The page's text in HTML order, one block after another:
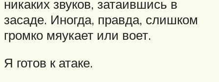
никаких звуков, затаившись в
засаде. Иногда, правда, слишком
громко мяукает или воет.
Я готов к атаке.